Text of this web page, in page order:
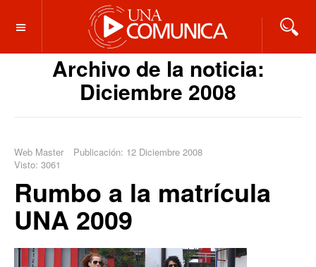
OFF CANVAS
Archivo de la noticia:
Diciembre 2008
Web Master
Publicación: 12 Diciembre 2008
Visto: 3061
Rumbo a la matrícula
UNA 2009